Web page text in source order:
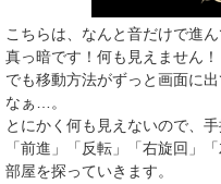
こちらは、なんと音だけで進
真っ暗です！何も見えません！
でも移動方法がずっと画面に
なぁ…。
とにかく何も見えないので、
「前進」「反転」「右旋回」
部屋を探っていきます。